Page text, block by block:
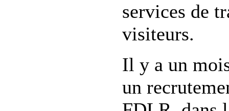
services de
visiteurs.
Il y a un
un